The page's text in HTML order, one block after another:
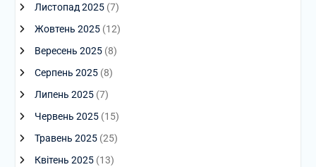
Листопад 2025(7)
Жовтень 2025(12)
Вересень 2025(8)
Серпень 2025(8)
Липень 2025(7)
Червень 2025(15)
Травень 2025(25)
Квітень 2025(13)